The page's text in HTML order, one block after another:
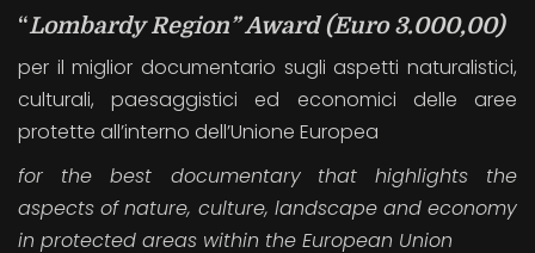
“Lombardy Region” Award (Euro 3.000,00)
per il miglior documentario sugli aspetti naturalistici,
culturali, paesaggistici ed economici delle aree
protette all’interno dell’Unione Europea
for the best documentary
that highlights the
aspects of nature, culture, landscape and economy
in protected areas within the European Union